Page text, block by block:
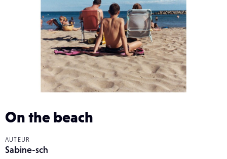
On the beach
AUTEUR
Sabine-sch